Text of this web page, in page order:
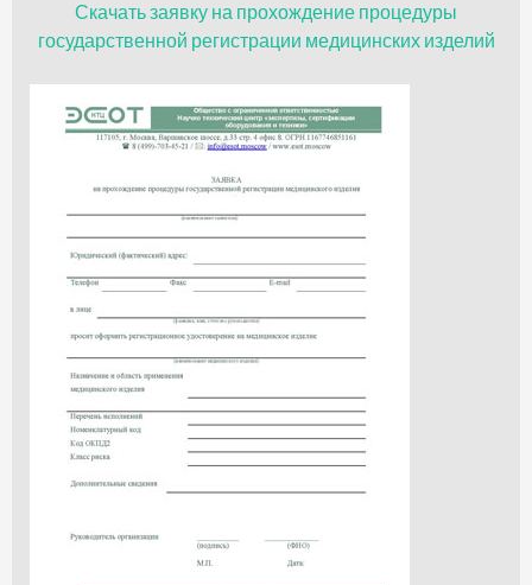
Скачать заявку на прохождение процедуры
государственной регистрации медицинских изделий